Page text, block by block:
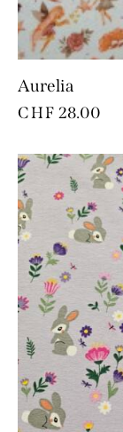
Aurelia
CHF 28.00